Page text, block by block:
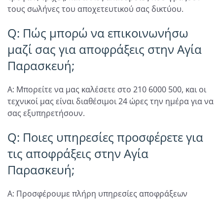
τους σωλήνες του αποχετευτικού σας δικτύου.
Q: Πώς μπορώ να επικοινωνήσω
μαζί σας για αποφράξεις στην Αγία
Παρασκευή;
A: Μπορείτε να μας καλέσετε στο 210 6000 500, και οι
τεχνικοί μας είναι διαθέσιμοι 24 ώρες την ημέρα για να
σας εξυπηρετήσουν.
Q: Ποιες υπηρεσίες προσφέρετε για
τις αποφράξεις στην Αγία
Παρασκευή;
A: Προσφέρουμε πλήρη υπηρεσίες αποφράξεων